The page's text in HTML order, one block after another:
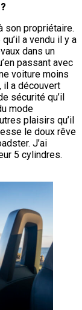
son propriétaire.
a vendu il y a
dans un
passant avec
voiture moins
il a découvert
sécurité qu’il
mode
plaisirs qu’il
le doux rêve
J’ai
5 cylindres.